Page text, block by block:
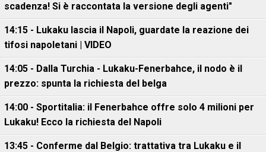
scadenza! Si è raccontata la versione degli agenti"
14:15 - Lukaku lascia il Napoli, guardate la reazione dei
tifosi napoletani | VIDEO
14:05 - Dalla Turchia - Lukaku-Fenerbahce, il nodo è il
prezzo: spunta la richiesta del belga
14:00 - Sportitalia: il Fenerbahce offre solo 4 milioni per
Lukaku! Ecco la richiesta del Napoli
13:45 - Conferme dal Belgio: trattativa tra Lukaku e il